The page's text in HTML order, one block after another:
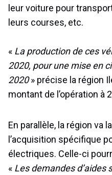
leur voiture pour
leurs courses, etc.
« La production de ces
2020, pour une mise en
2020» précise la région
montant de l’opération à
En parallèle, la région va
l’acquisition spécifique
électriques. Celle-ci
« Les demandes d’aides